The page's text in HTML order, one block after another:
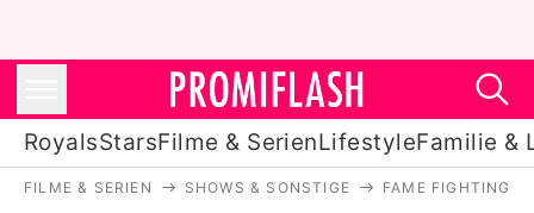
RoyalsStarsFilme & SerienLifestyleFamilie &
FILME & SERIEN SHOWS & SONSTIGE FAME FIGHTING